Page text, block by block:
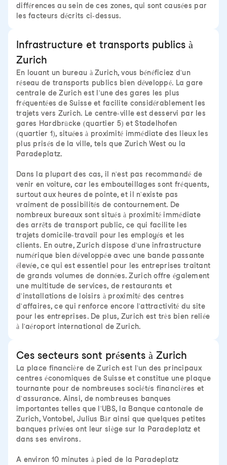
différences au sein de ces zones, qui sont causées par
les facteurs décrits ci-dessus.
Infrastructure et transports publics à
Zurich
En louant un bureau à Zurich, vous bénéficiez d'un
réseau de transports publics bien développé. La gare
centrale de Zurich est l'une des gares les plus
fréquentées de Suisse et facilite considérablement les
trajets vers Zurich. Le centre-ville est desservi par les
gares Hardbrücke (quartier 5) et Stadelhofen
(quartier 1), situées à proximité immédiate des lieux les
plus prisés de la ville, tels que Zurich West ou la
Paradeplatz.
Dans la plupart des cas, il n'est pas recommandé de
venir en voiture, car les embouteillages sont fréquents,
surtout aux heures de pointe, et il n'existe pas
vraiment de possibilités de contournement. De
nombreux bureaux sont situés à proximité immédiate
des arrêts de transport public, ce qui facilite les
trajets domicile-travail pour les employés et les
clients. En outre, Zurich dispose d'une infrastructure
numérique bien développée avec une bande passante
élevée, ce qui est essentiel pour les entreprises traitant
de grands volumes de données. Zurich offre également
une multitude de services, de restaurants et
d'installations de loisirs à proximité des centres
d'affaires, ce qui renforce encore l'attractivité du site
pour les entreprises. De plus, Zurich est très bien reliée
à l'aéroport international de Zurich.
Ces secteurs sont présents à Zurich
La place financière de Zurich est l'un des principaux
centres économiques de Suisse et constitue une plaque
tournante pour de nombreuses sociétés financières et
d'assurance. Ainsi, de nombreuses banques
importantes telles que l'UBS, la Banque cantonale de
Zurich, Vontobel, Julius Bär ainsi que quelques petites
banques privées ont leur siège sur la Paradeplatz et
dans ses environs.
A environ 10 minutes à pied de la Paradeplatz